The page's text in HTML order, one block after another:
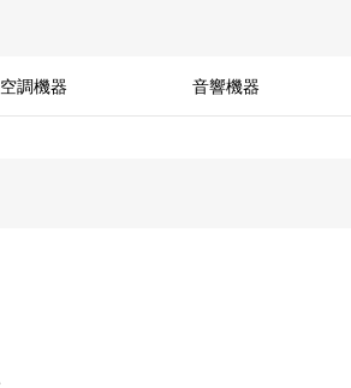
空調機器 音響機器